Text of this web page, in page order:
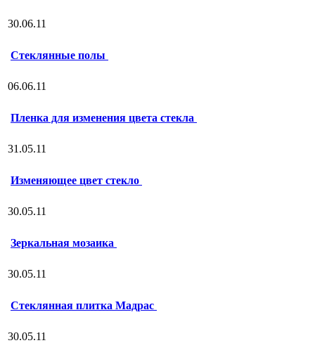
30.06.11
Стеклянные полы
06.06.11
Пленка для изменения цвета стекла
31.05.11
Изменяющее цвет стекло
30.05.11
Зеркальная мозаика
30.05.11
Стеклянная плитка Мадрас
30.05.11